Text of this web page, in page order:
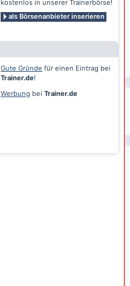
kostenlos in unserer Trainerbörse!
als Börsenanbieter inserieren
Gute Gründe für einen Eintrag bei
Trainer.de!
Werbung bei Trainer.de